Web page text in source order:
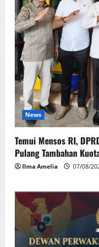
News
Temui Mensos RI,
Pulang Tambahan
Ilma Amelia 07/08/